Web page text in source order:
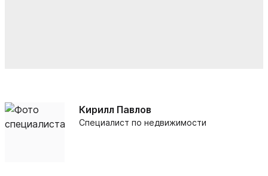
Кирилл Павлов
Специалист по недвижимости